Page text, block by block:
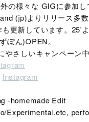
の様々な GIGに参加し
(jp)よりリリース多
更新しています。25'
ぽん)OPEN。
やさしいキャンペーン
Instagram
-homemade Edit
Experimental.etc,